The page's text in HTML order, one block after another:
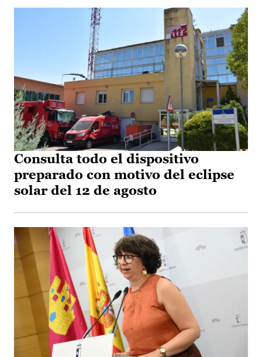
Consulta todo el dispositivo
preparado con motivo del eclipse
solar del 12 de agosto